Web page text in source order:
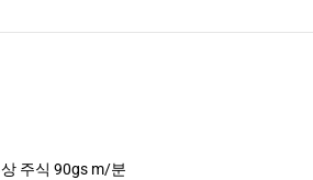
주식 90gs m/분